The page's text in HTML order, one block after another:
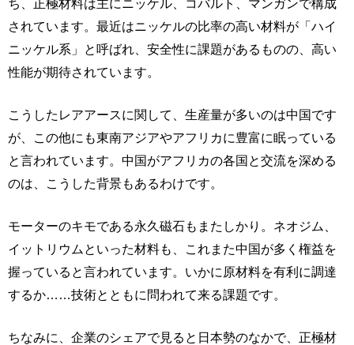
ち、正極材料は主にニッケル、コバルト、マンガンで構成
されています。最近はニッケルの比率の高い材料が「ハイ
ニッケル系」と呼ばれ、安全性に課題があるものの、高い
性能が期待されています。
こうしたレアアースに関して、生産量が多いのは中国です
が、この他にも東南アジアやアフリカに豊富に眠っている
と言われています。中国がアフリカの各国と交流を深める
のは、こうした背景もあるわけです。
モーターのキモである永久磁石もまたしかり。ネオジム、
イットリウムといった材料も、これまた中国が多く権益を
握っていると言われています。いかに原材料を有利に調達
するか……技術とともに問われて来る課題です。
ちなみに、企業のシェアで見ると日本勢のなかで、正極材